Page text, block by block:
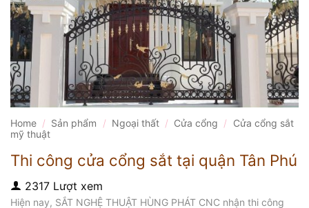
Home / Sản phẩm / Ngoại thất / Cửa cổng /
Cửa cổng sắt
mỹ thuật
Thi công cửa cổng sắt tại quận Tân Phú
2317 Lượt xem
Hiện nay, SẮT NGHỆ THUẬT HÙNG PHÁT CNC nhận thi công